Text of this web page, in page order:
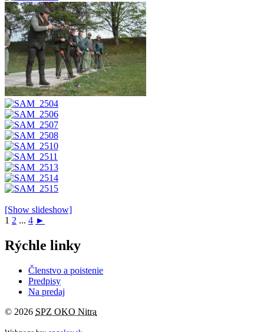
[Show slideshow]
1 2 ... 4 ►
Rýchle linky
Členstvo a poistenie
Predpisy
Na predaj
© 2026 SPZ OKO Nitra